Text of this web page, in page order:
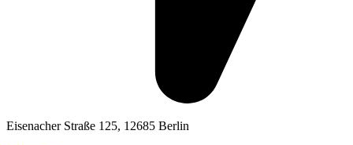
Eisenacher Straße 125, 12685 Berlin